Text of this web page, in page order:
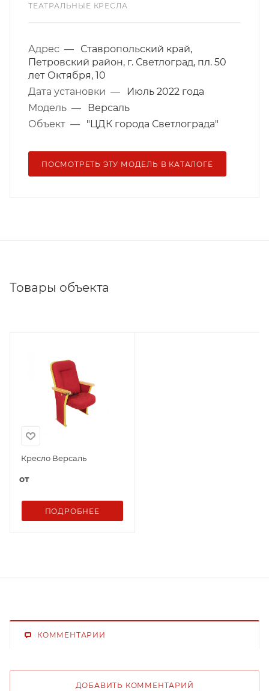
ТЕАТРАЛЬНЫЕ КРЕСЛА
Адрес —
Ставропольский край,
Петровский район, г. Светлоград, пл. 50
лет Октября, 10
Дата установки —
Июль 2022 года
Модель —
Версаль
Объект — "ЦДК города Светлограда"
ПОСМОТРЕТЬ ЭТУ МОДЕЛЬ В КАТАЛОГЕ
Товары объекта
Кресло Версаль
от
ПОДРОБНЕЕ
КОММЕНТАРИИ
ДОБАВИТЬ КОММЕНТАРИЙ